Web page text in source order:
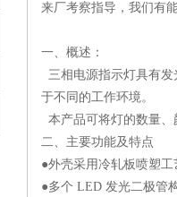
来厂考察指导，我们有
一、概述：
三相电源指示灯具有
于不同的工作环境。
本产品可将灯的数量
二、主要功能及特点
●外壳采用冷轧板喷塑
●多个 LED 发光二极管